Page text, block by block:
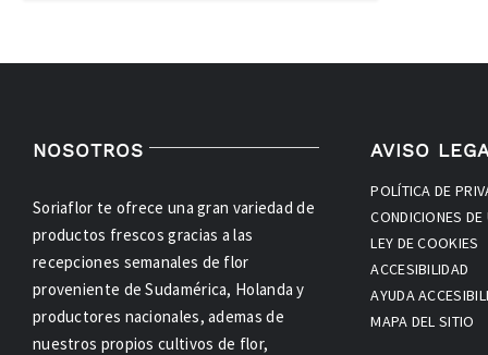
NOSOTROS
Soriaflor te ofrece una gran variedad de
productos frescos gracias a las
recepciones semanales de flor
proveniente de Sudamérica, Holanda y
productores nacionales, ademas de
nuestros propios cultivos de flor,
AVISO
POLÍTICA DE
CONDICIONES DE
LEY DE COOKIES
ACCESIBILIDAD
AYUDA
MAPA DEL SITIO